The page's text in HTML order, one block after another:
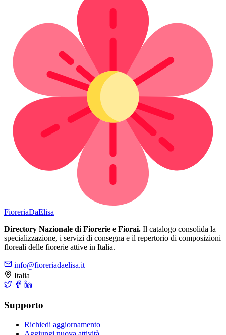
FioreriaDaElisa
Directory Nazionale di Fiorerie e Fiorai. Il catalogo consolida la
specializzazione, i servizi di consegna e il repertorio di composizioni
floreali delle fiorerie attive in Italia.
info@fioreriadaelisa.it
Italia
Supporto
Richiedi aggiornamento